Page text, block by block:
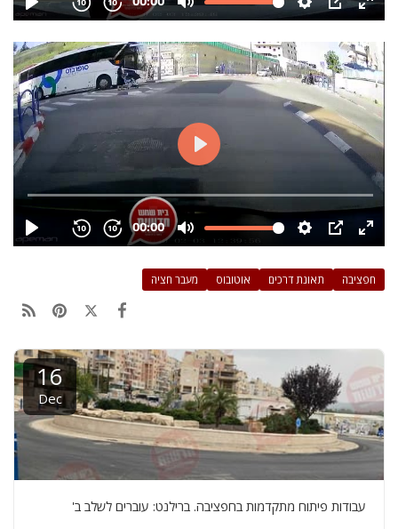
חפציבה תאונת דרכים אוטובוס מעבר חציה
16
Dec
עבודות פיתוח מתקדמות בחפציבה. ברילנט: עוברים לשלב ב'